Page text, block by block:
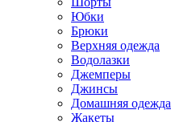
Юбки
Брюки
Верхняя одежда
Водолазки
Джемперы
Джинсы
Домашняя одежда
Жакеты